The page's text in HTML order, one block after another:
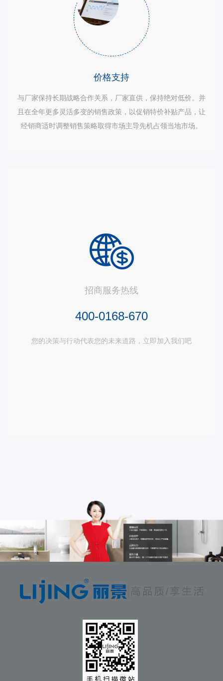
价格支持
与厂家保持长期战略合作关系，厂家直供，保持绝对低价。并
且在全年更多灵活多变的销售政策，以促销特价补贴产品，让
经销商适时调整销售策略取得市场主导先机占领当地市场。
招商服务热线
400-0168-670
您的决策与行动代表您的未来道路，立即加入我们吧